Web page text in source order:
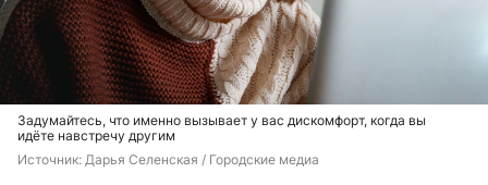
Задумайтесь, что именно вызывает у вас дискомфорт, когда вы
идёте навстречу другим
Источник: Дарья Селенская / Городские медиа